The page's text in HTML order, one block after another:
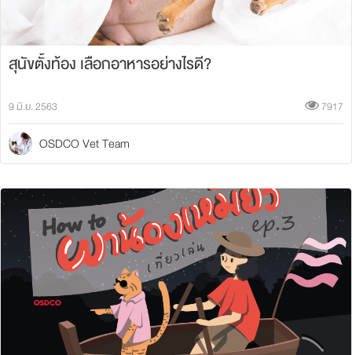
สุนัขตั้งท้อง เลือกอาหารอย่างไรดี?
7917
9 มิ.ย. 2563
OSDCO Vet Team